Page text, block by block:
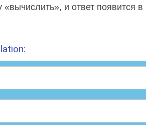
«вычислить», и ответ появится в